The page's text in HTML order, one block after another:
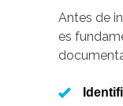
Antes de
es